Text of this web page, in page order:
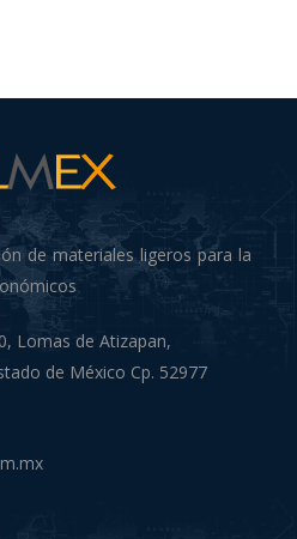
de materiales ligeros para la
Lomas de Atizapan,
de México Cp. 52977